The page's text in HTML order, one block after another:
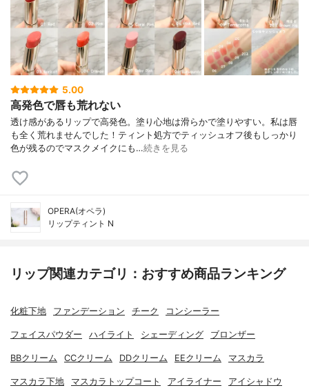
5.00
高発色で唇も荒れない
透け感があるリップで高発色。塗り心地は滑らかで塗りやすい。 私は唇
も全く荒れませんでした！ ティント処方でティッシュオフ後もしっかり
色が残るのでマスクメイクにも…続きを見る
OPERA(オペラ)
リップティント N
リップ関連カテゴリ：おすすめ商品ランキング
化粧下地 ファンデーション チーク コンシーラー
フェイスパウダー ハイライト シェーディング ブロンザー
BBクリーム CCクリーム DDクリーム EEクリーム マスカラ
マスカラ下地 マスカラトップコート アイライナー アイシャドウ